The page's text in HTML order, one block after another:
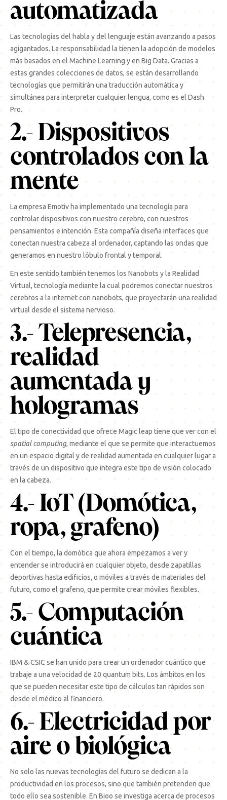
automatizada
Las tecnologías del habla y del lenguaje están avanzando a pasos
agigantados. La responsabilidad la tienen la adopción de modelos
más basados en el Machine Learning y en Big Data. Gracias a
estas grandes colecciones de datos, se están desarrollando
tecnologías que permitirán una traducción automática y
simultánea para interpretar cualquier lengua, como es el Dash
Pro.
2.- Dispositivos
controlados con la
mente
La empresa Emotiv ha implementado una tecnología para
controlar dispositivos con nuestro cerebro, con nuestros
pensamientos e intención. Esta compañía diseña interfaces que
conectan nuestra cabeza al ordenador, captando las ondas que
generamos en nuestro lóbulo frontal y temporal.
En este sentido también tenemos los Nanobots y la Realidad
Virtual, tecnología mediante la cual podremos conectar nuestros
cerebros a la internet con nanobots, que proyectarán una realidad
virtual desde el sistema nervioso.
3.- Telepresencia,
realidad
aumentada y
hologramas
El tipo de conectividad que ofrece Magic leap tiene que ver con el
spatial computing, mediante el que se permite que interactuemos
en un espacio digital y de realidad aumentada en cualquier lugar a
través de un dispositivo que integra este tipo de visión colocado
en la cabeza.
4.- IoT (Domótica,
ropa, grafeno)
Con el tiempo, la domótica que ahora empezamos a ver y
entender se introducirá en cualquier objeto, desde zapatillas
deportivas hasta edificios, o móviles a través de materiales del
futuro, como el grafeno, que permite crear móviles flexibles.
5.- Computación
cuántica
IBM & CSIC se han unido para crear un ordenador cuántico que
trabaje a una velocidad de 20 quantum bits. Los ámbitos en los
que se pueden necesitar este tipo de cálculos tan rápidos son
desde el médico al financiero.
6.- Electricidad por
aire o biológica
No solo las nuevas tecnologías del futuro se dedican a la
productividad en los procesos, sino que también pretenden que
todo ello sea sostenible. En Bioo se investiga acerca de procesos